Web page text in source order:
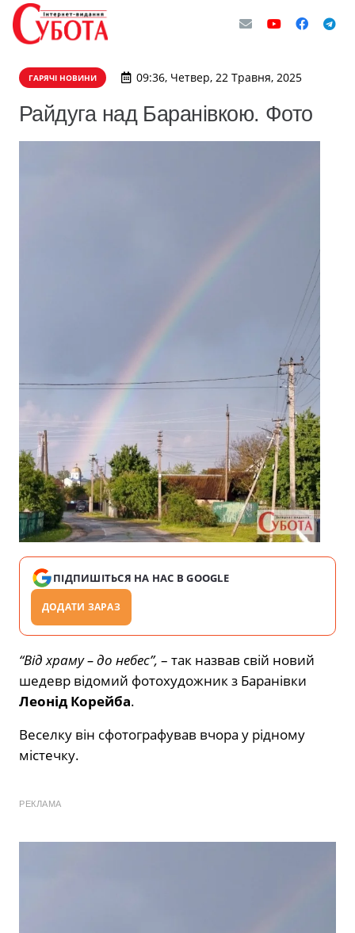
ГАРЯЧІ НОВИНИ 09:36, Четвер, 22 Травня, 2025
Райдуга над Баранівкою. Фото
ПІДПИШІТЬСЯ НА НАС В GOOGLE
ДОДАТИ ЗАРАЗ
“Від храму – до небес”, – так назвав свій новий
шедевр відомий фотохудожник з Баранівки
Леонід Корейба.
Веселку він сфотографував вчора у рідному
містечку.
РЕКЛАМА